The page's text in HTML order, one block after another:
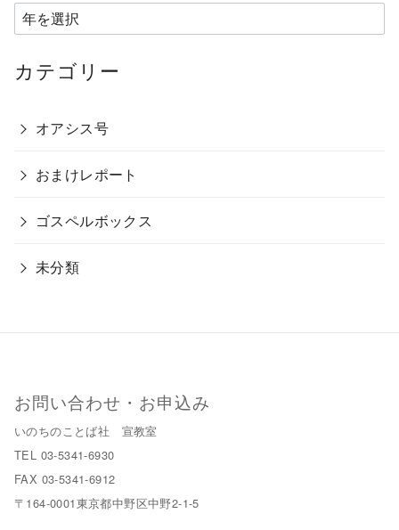
ア
ー
カ
イ
カテゴリー
オアシス号
おまけレポート
ゴスペルボックス
未分類
お問い合わせ・お申込み
いのちのことば社 宣教室
TEL 03-5341-6930
FAX 03-5341-6912
〒164-0001東京都中野区中野2-1-5